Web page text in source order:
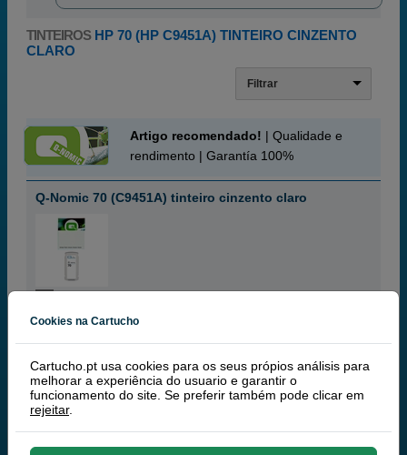
TINTEIROS HP 70 (HP C9451A) TINTEIRO CINZENTO
CLARO
Filtrar
Artigo recomendado! | Qualidade e
rendimento | Garantía 100%
Q-Nomic 70 (C9451A) tinteiro cinzento claro
grey
62, €
50,81 € iva ex
Cookies na Cartucho
Cartucho.pt usa cookies para os seus própios análisis para
melhorar a experiência do usuario e garantir o
funcionamento do site. Se preferir também pode clicar em
rejeitar.